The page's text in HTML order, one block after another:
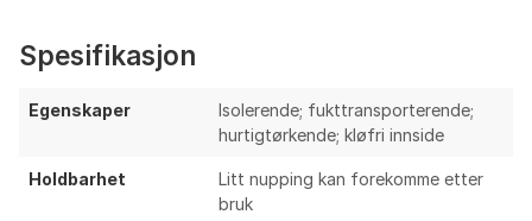
presist
Krever forsiktig vask/vedlikehold for å unngå
krymp og økt nupping
Oppsummering & anbefalinger
Rauland 2‑lags ulltrøye kombinerer merino ytterst
Spesifikasjon
Egenskaper
Isolerende; fukttransporterende;
hurtigtørkende; kløfri innside
Holdbarhet
Litt nupping kan forekomme etter
bruk